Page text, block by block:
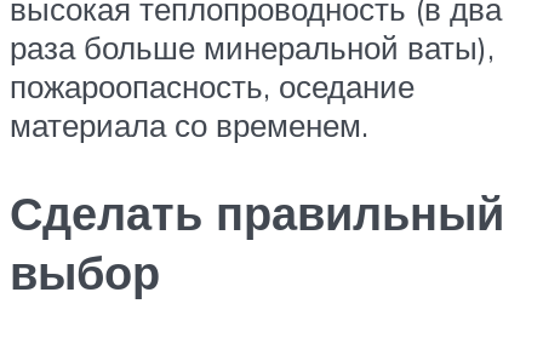
высокая теплопроводность (в два
раза больше минеральной ваты),
пожароопасность, оседание
материала со временем.
Сделать правильный
выбор